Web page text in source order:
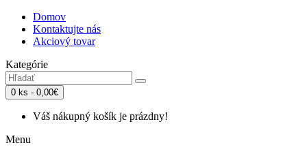
Domov
Kontaktujte nás
Akciový tovar
Kategórie
0 ks - 0,00€
Váš nákupný košík je prázdny!
Menu